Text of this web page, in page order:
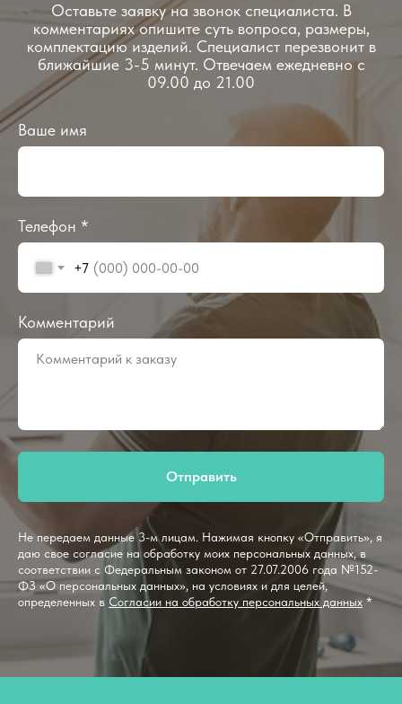
Оставьте заявку на звонок специалиста. В
комментариях опишите суть вопроса, размеры,
комплектацию изделий. Специалист перезвонит в
ближайшие 3-5 минут. Отвечаем ежедневно с
09.00 до 21.00
Ваше имя
Телефон *
+7
Комментарий
Отправить
Не передаем данные 3-м лицам. Нажимая кнопку «Отправить», я
даю свое согласие на обработку моих персональных данных, в
соответствии с Федеральным законом от 27.07.2006 года №152-
ФЗ «О персональных данных», на условиях и для целей,
определенных в Согласии на обработку персональных данных *